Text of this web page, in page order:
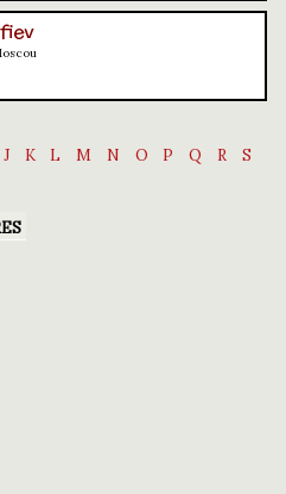
J K L M N O P Q R
S